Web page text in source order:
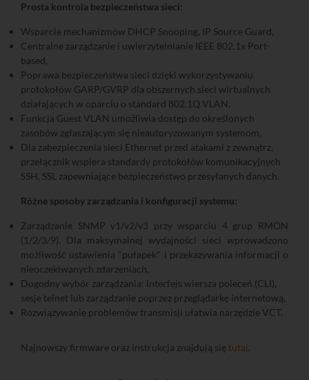
Prosta kontrola bezpieczeństwa sieci:
Wsparcie mechanizmów DHCP Snooping, IP Source Guard,
Centralne zarządzanie i uwierzytelnianie IEEE 802.1x Port-
based,
Poprawa bezpieczeństwa sieci dzięki wykorzystywaniu
protokołów GARP/GVRP dla obszernych sieci wirtualnych
działających w oparciu o standard 802.1Q VLAN,
Funkcja Guest VLAN umożliwia dostęp do określonych
zasobów zgłaszającym się nieautoryzowanym systemom,
Dla zabezpieczenia sieci Ethernet przed atakami z zewnątrz,
przełącznik wspiera standardy protokołów komunikacyjnych
SSH, SSL zapewniające bezpieczeństwo przesyłanych danych.
Różne sposoby zarządzania i konfiguracji systemu:
Zarządzanie SNMP v1/v2/v3 przy wsparciu 4 grup RMON
(1/2/3/9). Dla maksymalnej wydajności sieci wprowadzono
możliwość ustawienia "pułapek" i przekazywania informacji o
nieoczekiwanych zdarzeniach,
Dogodny wybór zarządzania: interfejs wiersza poleceń (CLI),
sesje telnet lub zarządzanie poprzez przeglądarkę internetową,
Rozwiązywanie problemów transmisji ułatwia narzędzie VCT.
Najnowszy firmware oraz instrukcja znajdują siętutaj.